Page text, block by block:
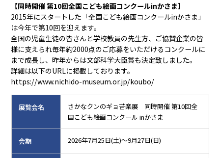
【同時開催 第10回全国こども絵画コンクールinかさま】
2015年にスタートした「全国こども絵画コンクールinかさま」
は今年で第10回を迎えます。
全国の児童生徒の皆さんと学校教員の先生方、ご協賛企業の皆
様に支えられ毎年約2000点のご応募をいただけるコンクールに
まで成長し、昨年からは文部科学大臣賞も決定致しました。
詳細は以下のURLに掲載しております。
https://www.nichido-museum.or.jp/koubo/
展覧会名
さかなクンのギョ苦楽展 同時開催 第10回全
国こども絵画コンクール inかさま
会期 2026年7月25日(土)～9月27日(日)